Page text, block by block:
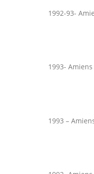
1992-93-
1993-
1993 –